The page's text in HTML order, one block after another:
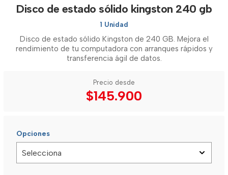
Disco de estado sólido kingston 240 gb
1 Unidad
Disco de estado sólido Kingston de 240 GB. Mejora el
rendimiento de tu computadora con arranques rápidos y
transferencia ágil de datos.
Precio desde
$145.900
Opciones